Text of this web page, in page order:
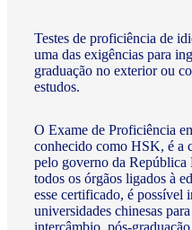
Testes de proficiência de
uma das exigências para
graduação no exterior ou
estudos.
O Exame de Proficiência
conhecido como HSK, é a
pelo governo da República
todos os órgãos ligados à
esse certificado, é possível
universidades chinesas
intercâmbio, pós-